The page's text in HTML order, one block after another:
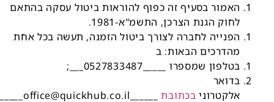
האמור בסעיף זה כפוף להוראות ביטול עסקה בהתאם
לחוק הגנת הצרכן, התשמ"א-1981.
הפנייה לחברה לצורך ביטול הזמנה, תעשה בכל אחת
מהדרכים הבאות: ב
בטלפון שמספרו _____0527833487___;
בדואר
אלקטרוניבכתובת______
office@quickhub.co.il
_____;